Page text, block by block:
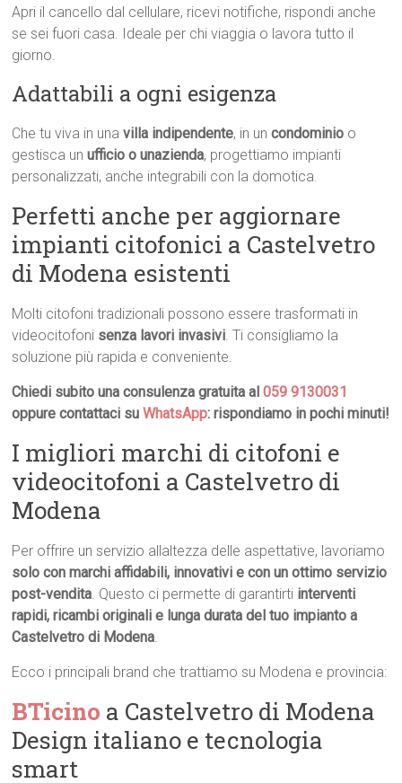
Apri il cancello dal cellulare, ricevi notifiche, rispondi anche
se sei fuori casa. Ideale per chi viaggia o lavora tutto il
giorno.
Adattabili a ogni esigenza
Che tu viva in unavilla indipendente, in uncondominio o
gestisca unufficio o unazienda, progettiamo impianti
personalizzati, anche integrabili con la domotica.
Perfetti anche per aggiornare
impianti citofonici a Castelvetro
di Modena esistenti
Molti citofoni tradizionali possono essere trasformati in
videocitofoni senza lavori invasivi. Ti consigliamo la
soluzione più rapida e conveniente.
Chiedi subito una consulenza gratuita al059 9130031
oppure contattaci suWhatsApp: rispondiamo in pochi minuti!
I migliori marchi di citofoni e
videocitofoni a Castelvetro di
Modena
Per offrire un servizio allaltezza delle aspettative, lavoriamo
solo con marchi affidabili, innovativi e con un ottimo servizio
post-vendita. Questo ci permette di garantirti interventi
rapidi, ricambi originali e lunga durata del tuo impianto a
Castelvetro di Modena.
Ecco i principali brand che trattiamo su Modena e provincia:
BTicino a Castelvetro di Modena 
Design italiano e tecnologia
smart